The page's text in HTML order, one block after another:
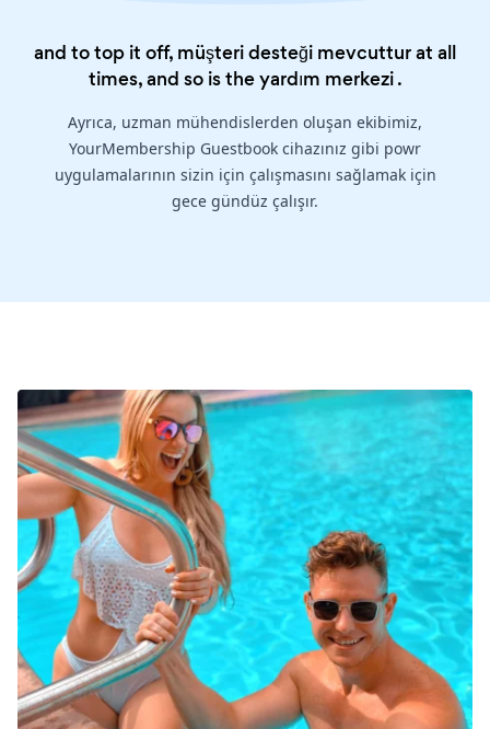
and to top it off, müşteri desteği mevcuttur at all
times, and so is theyardım merkezi.
Ayrıca, uzman mühendislerden oluşan ekibimiz,
YourMembership Guestbook cihazınız gibi powr
uygulamalarının sizin için çalışmasını sağlamak için
gece gündüz çalışır.